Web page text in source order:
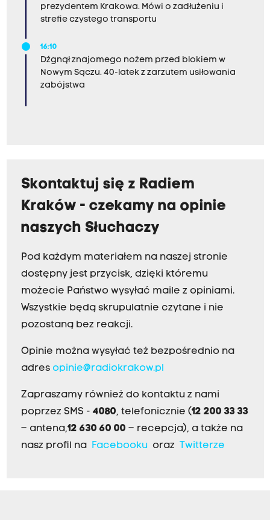
prezydentem Krakowa. Mówi o zadłużeniu i
strefie czystego transportu
16:10
Dźgnął znajomego nożem przed blokiem w
Nowym Sączu. 40-latek z zarzutem usiłowania
zabójstwa
Skontaktuj się z Radiem
Kraków - czekamy na opinie
naszych Słuchaczy
Pod każdym materiałem na naszej stronie
dostępny jest przycisk, dzięki któremu
możecie Państwo wysyłać maile z opiniami.
Wszystkie będą skrupulatnie czytane i nie
pozostaną bez reakcji.
Opinie można wysyłać też bezpośrednio na
adres opinie@radiokrakow.pl
Zapraszamy również do kontaktu z nami
poprzez SMS - 4080, telefonicznie (12 200 33 33
– antena,12 630 60 00 – recepcja), a także na
nasz profil na
Facebookuoraz Twitterze